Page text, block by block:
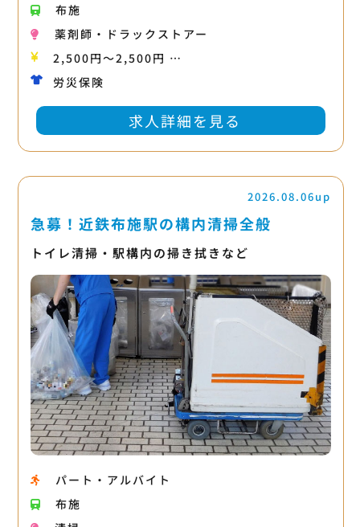
布施
薬剤師・ドラックストアー
2,500円〜2,500円 …
労災保険
求人詳細を見る
2026.08.06up
急募！近鉄布施駅の構内清掃全般
トイレ清掃・駅構内の掃き拭きなど
パート・アルバイト
布施